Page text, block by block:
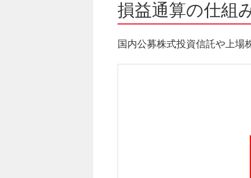
損益通算の仕組
国内公募株式投資信託や上場